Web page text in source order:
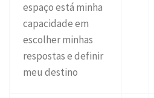
espaço está minha
capacidade em
escolher minhas
respostas e definir
meu destino